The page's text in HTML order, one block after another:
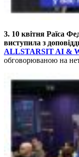
3. 10 квітня Раїса
виступила з
ALLSTARSIT AI &
обговорюваною на